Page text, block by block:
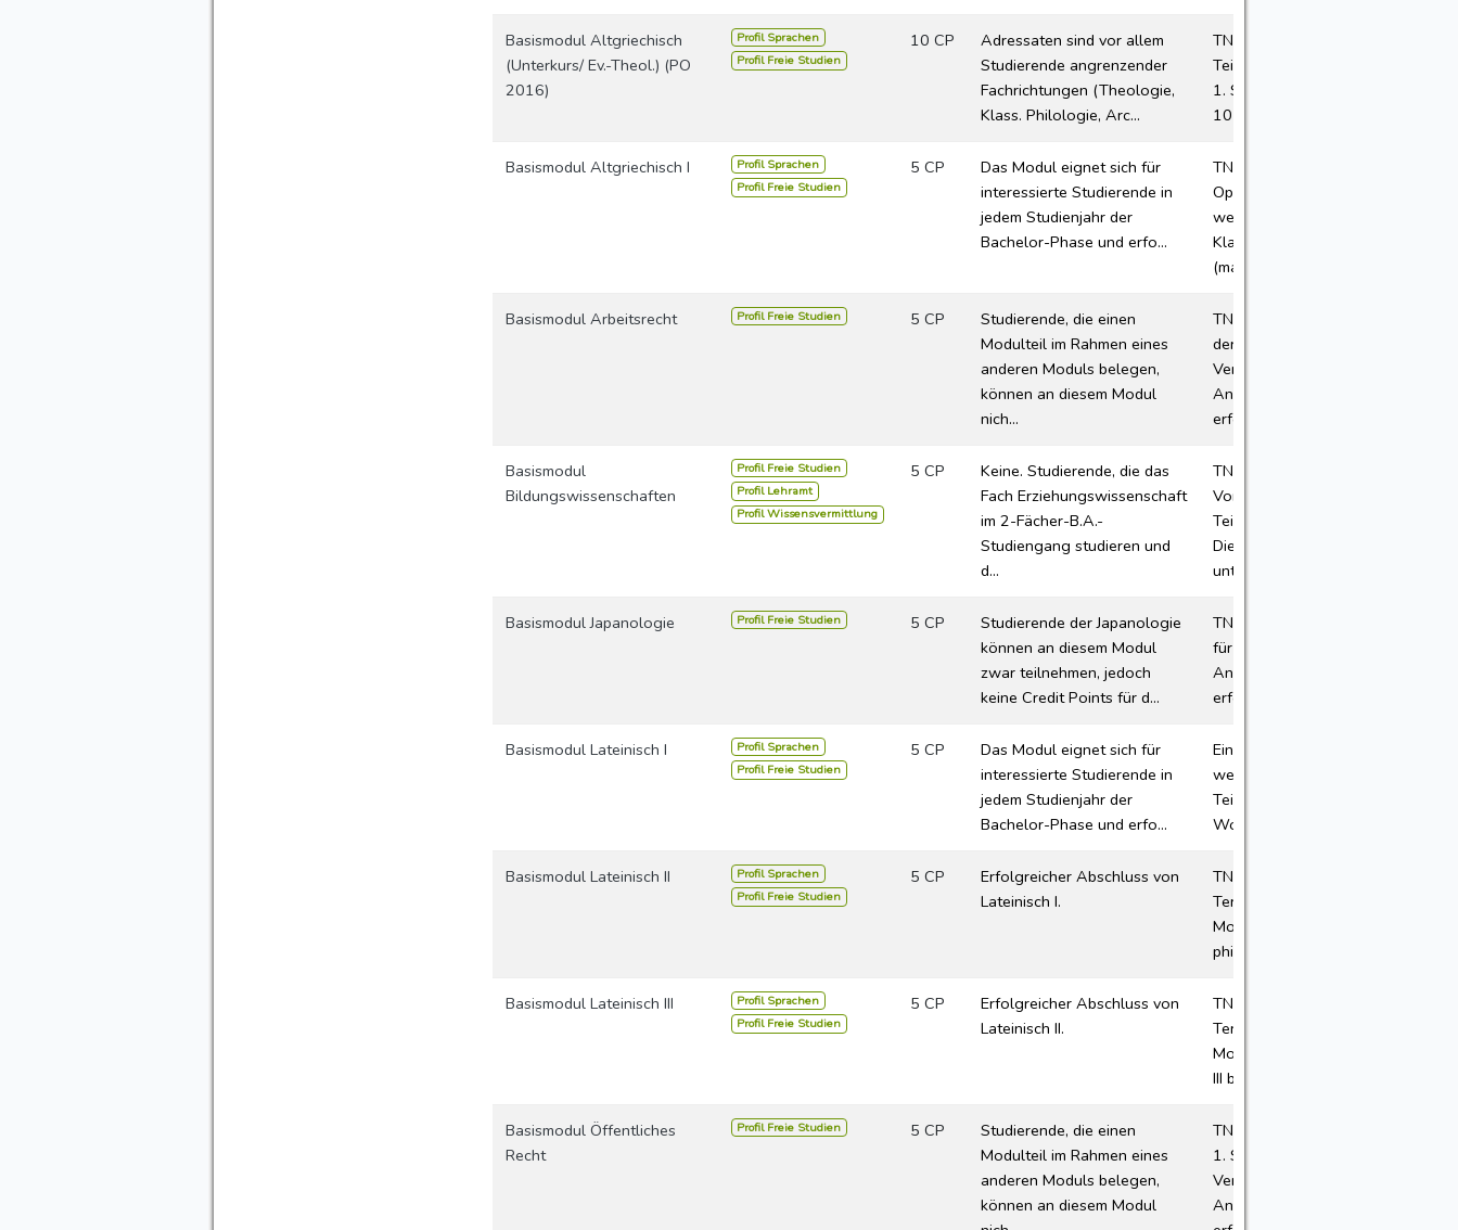
Basismodul Altgriechisch
(Unterkurs/ Ev.-Theol.) (PO
2016)
Profil Sprachen
Profil Freie Studien
10 CP
Adressaten sind vor allem
Studierende angrenzender
Fachrichtungen (Theologie,
Klass. Philologie, Arc...
TN-Plätze: Für Teil 1a und
Teil 1b je 30 / 40 Termin der
1. Sitzung: Do 16.04.26 um
10 s.t. (010040)...
Basismodul Altgriechisch I
Profil Sprachen
Profil Freie Studien
5 CP
Das Modul eignet sich für
interessierte Studierende in
jedem Studienjahr der
Bachelor-Phase und erfo...
TN-Plätze: 70 für den
Optionalbereich Bevorzugt
werden Studierende der
Klassischen Philologie
(maxim...
Basismodul Arbeitsrecht Profil Freie Studien 5 CP
Studierende, die einen
Modulteil im Rahmen eines
anderen Moduls belegen,
können an diesem Modul
nich...
TN-Plätze: 50/300 Termin
der 1.Sitzung: s.
Veranstaltungsbeschreibung
Anmeldung: Die Anmeldung
erfol...
Basismodul
Bildungswissenschaften
Profil Freie Studien
Profil Lehramt
Profil Wissensvermittlung
5 CP
Keine. Studierende, die das
Fach Erziehungswissenschaft
im 2-Fächer-B.A.-
Studiengang studieren und
d...
TN-Plätze: In den
Vorlesungen gibt es keine
Teilnehmerbeschränkung.
Die Modulabschlussprüfung
unterl...
Basismodul Japanologie Profil Freie Studien 5 CP
Studierende der Japanologie
können an diesem Modul
zwar teilnehmen, jedoch
keine Credit Points für d...
TN-Plätze: 10/100 Plätzen
für den Optionalbereich
Anmeldung: Die Anmeldung
erfolgt über CampusOffice...
Basismodul Lateinisch I
Profil Sprachen
Profil Freie Studien
5 CP
Das Modul eignet sich für
interessierte Studierende in
jedem Studienjahr der
Bachelor-Phase und erfo...
Einführende Informationen
werden den angemeldeten
Teilnehmern in der letzten
Woche vor Vorlesungsbeg...
Basismodul Lateinisch II
Profil Sprachen
Profil Freie Studien
5 CP
Erfolgreicher Abschluss von
Lateinisch I.
TN-Plätze: 35 je Gruppe
Termin der 1. Sitzung des
Moduls: https://www.klass-
phil.ruhr-uni-bochum.de/...
Basismodul Lateinisch III
Profil Sprachen
Profil Freie Studien
5 CP
Erfolgreicher Abschluss von
Lateinisch II.
TN-Plätze: 35 je Gruppe
Termin der 1. Sitzung des
Moduls: Der Kurs Lateinisch
III beginnt nach dem Z...
Basismodul Öffentliches
Recht
Profil Freie Studien 5 CP
Studierende, die einen
Modulteil im Rahmen eines
anderen Moduls belegen,
können an diesem Modul
TN-Plätze: 10/50 Termin der
1. Sitzung: s.
Veranstaltungsbeschreibung
Anmeldung: Die Anmeldung